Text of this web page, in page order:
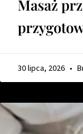
Masaż
30 lipca, 2026